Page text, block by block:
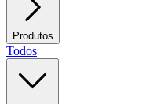
Produtos
Todos